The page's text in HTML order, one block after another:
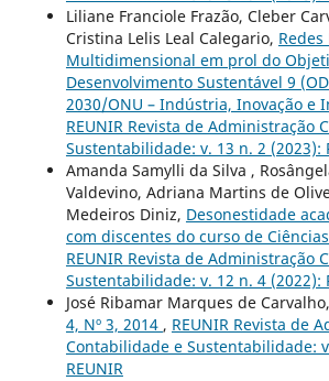
Liliane Franciole Frazão, Cleber
Cristina Lelis Leal Calegario,
Multidimensional em prol do
Desenvolvimento Sustentável 9
2030/ONU – Indústria, Inovação e
REUNIR Revista de Administração
Sustentabilidade: v. 13 n. 2 (2023):
Amanda Samylli da Silva ,
Valdevino, Adriana Martins de
Medeiros Diniz, Desonestidade
com discentes do curso de
REUNIR Revista de Administração
Sustentabilidade: v. 12 n. 4 (2022):
José Ribamar Marques de Carvalho,
4, Nº 3, 2014 , REUNIR Revista de
Contabilidade e Sustentabilidade:
REUNIR